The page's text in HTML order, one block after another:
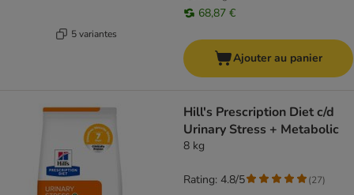
5 variantes
68,87 €
Ajouter au panier
Hill's Prescription Diet c/d
Urinary Stress + Metabolic
8 kg
Rating: 4.8/5 (27)